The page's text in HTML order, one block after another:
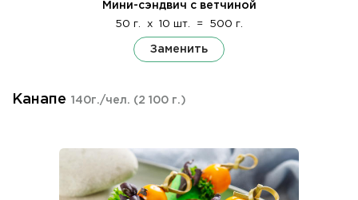
Мини-сэндвич с ветчиной
50 г. x 10 шт. = 500 г.
Заменить
Канапе 140г./чел. (2 100 г.)